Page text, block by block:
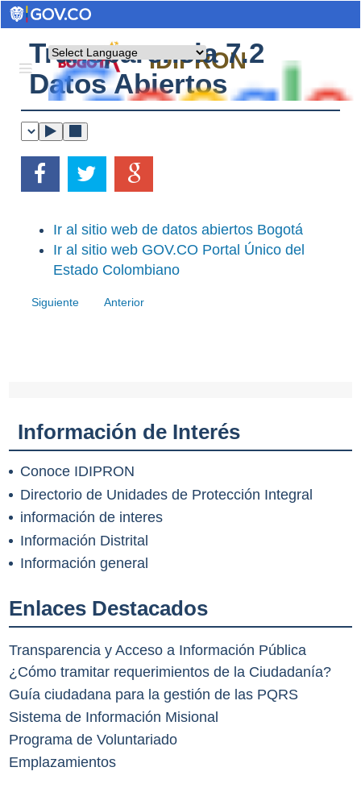
Powered by
IDIPRON
Transparencia 7.2
Datos Abiertos
Ir al sitio web de datos abiertos Bogotá
Ir al sitio web GOV.CO Portal Único del
Estado Colombiano
Siguiente Anterior
Información de Interés
Conoce IDIPRON
Directorio de Unidades de Protección Integral
información de interes
Información Distrital
Información general
Enlaces Destacados
Transparencia y Acceso a Información Pública
¿Cómo tramitar requerimientos de la Ciudadanía?
Guía ciudadana para la gestión de las PQRS
Sistema de Información Misional
Programa de Voluntariado
Emplazamientos